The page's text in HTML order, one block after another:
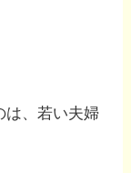
は、若い夫婦